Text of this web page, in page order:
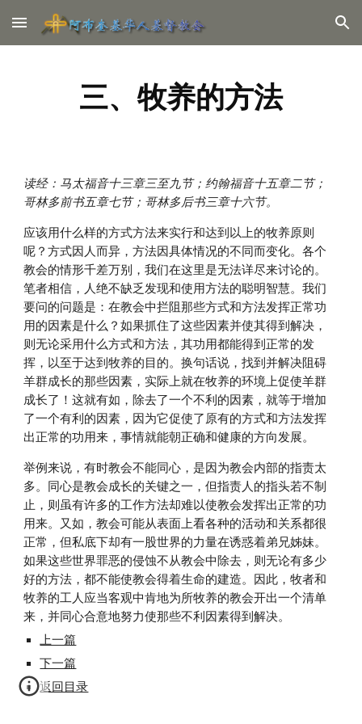
Skip to main content Skip to navigation
三、牧养的方法
读经：马太福音十三章三至九节；约翰福音十五章二节；
哥林多前书五章七节；哥林多后书三章十六节。
应该用什么样的方式方法来实行和达到以上的牧养原则
呢？方式因人而异，方法因具体情况的不同而变化。各个
教会的情形千差万别，我们在这里是无法详尽来讨论的。
笔者相信，人绝不缺乏发现和使用方法的聪明智慧。我们
要问的问题是：在教会中拦阻那些方式和方法发挥正常功
用的因素是什么？如果抓住了这些因素并使其得到解决，
则无论采用什么方式和方法，其功用都能得到正常的发
挥，以至于达到牧养的目的。换句话说，找到并解决阻碍
羊群成长的那些因素，实际上就在牧养的环境上促使羊群
成长了！这就有如，除去了一个不利的因素，就等于增加
了一个有利的因素，因为它促使了原有的方式和方法发挥
出正常的功用来，事情就能朝正确和健康的方向发展。
举例来说，有时教会不能同心，是因为教会内部的指责太
多。同心是教会成长的关键之一，但指责人的指头若不制
止，则虽有许多的工作方法却难以使教会发挥出正常的功
用来。又如，教会可能从表面上看各种的活动和关系都很
正常，但私底下却有一股世界的力量在诱惑着弟兄姊妹。
如果这些世界罪恶的侵蚀不从教会中除去，则无论有多少
好的方法，都不能使教会得着生命的建造。因此，牧者和
牧养的工人应当客观中肯地为所牧养的教会开出一个清单
来，并同心合意地努力使那些不利因素得到解决。
上一篇
下一篇
返回目录